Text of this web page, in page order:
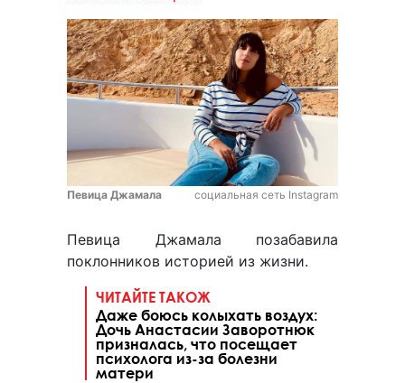
Певица Джамала социальная сеть Instagram
Певица Джамала позабавила
поклонников историей из жизни.
ЧИТАЙТЕ ТАКОЖ
Даже боюсь колыхать воздух:
Дочь Анастасии Заворотнюк
призналась, что посещает
психолога из-за болезни
матери